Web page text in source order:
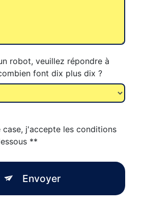
robot, veuillez répondre à
font dix plus dix ?
j'accepte les conditions
**
Envoyer